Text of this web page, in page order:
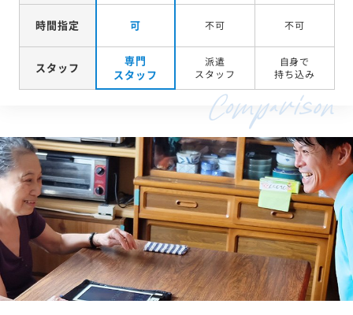
時間指定 可 不可 不可
スタッフ
専門
スタッフ
派遣
スタッフ
自身で
持ち込み